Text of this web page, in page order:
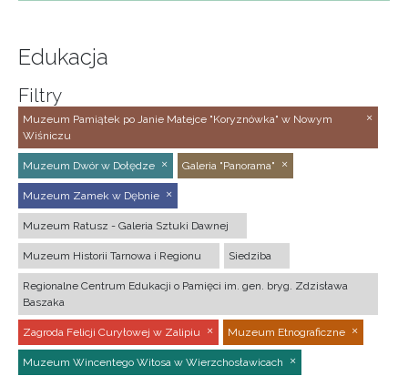
Edukacja
Filtry
Muzeum Pamiątek po Janie Matejce "Koryznówka" w Nowym
Wiśniczu
Muzeum Dwór w Dołędze Galeria "Panorama"
Muzeum Zamek w Dębnie
Muzeum Ratusz - Galeria Sztuki Dawnej
Muzeum Historii Tarnowa i Regionu Siedziba
Regionalne Centrum Edukacji o Pamięci im. gen. bryg. Zdzisława
Baszaka
Zagroda Felicji Curyłowej w Zalipiu Muzeum Etnograficzne
Muzeum Wincentego Witosa w Wierzchosławicach